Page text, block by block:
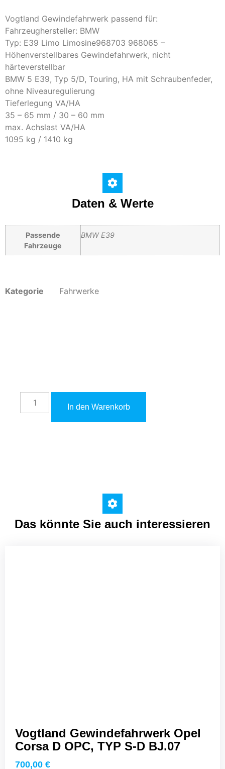
Vogtland Gewindefahrwerk passend für:
Fahrzeughersteller: BMW
Typ: E39 Limo Limosine968703 968065 –
Höhenverstellbares Gewindefahrwerk, nicht
härteverstellbar
BMW 5 E39, Typ 5/D, Touring, HA mit Schraubenfeder,
ohne Niveauregulierung
Tieferlegung VA/HA
35 – 65 mm / 30 – 60 mm
max. Achslast VA/HA
1095 kg / 1410 kg
Daten & Werte
Passende
Fahrzeuge
BMW E39
Kategorie Fahrwerke
In den Warenkorb
Das könnte Sie auch interessieren
Vogtland Gewindefahrwerk Opel
Corsa D OPC, TYP S-D BJ.07
700,00 €